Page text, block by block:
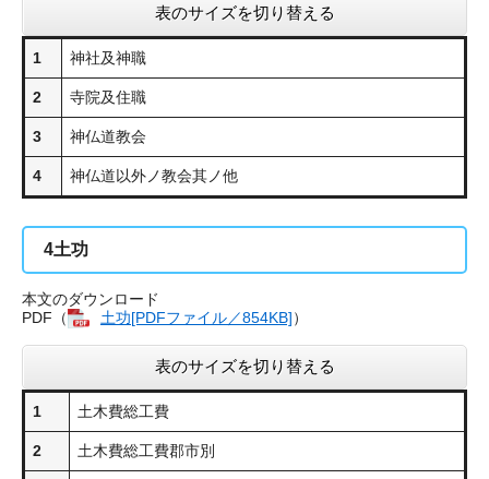
表のサイズを切り替える
1 神社及神職
2 寺院及住職
3 神仏道教会
4 神仏道以外ノ教会其ノ他
4土功
本文のダウンロード
PDF（
土功[PDFファイル／854KB]）
表のサイズを切り替える
1 土木費総工費
2 土木費総工費郡市別